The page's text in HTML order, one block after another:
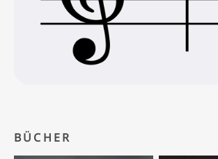
BÜCHER